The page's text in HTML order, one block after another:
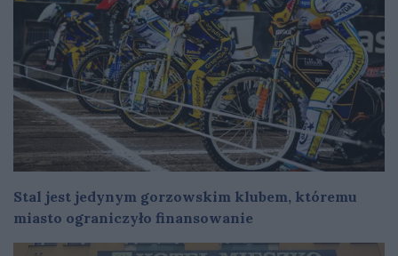
Stal jest jedynym gorzowskim klubem, któremu
miasto ograniczyło finansowanie